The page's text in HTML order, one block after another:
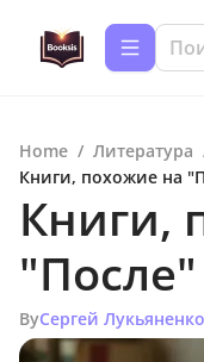
Home / Литература
Книги, похожие на
Книги,
ByСергей Лукьяненко